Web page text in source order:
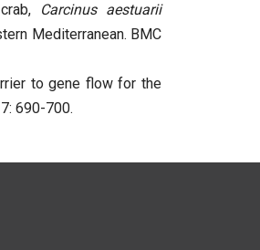
Carcinus aestuarii
Mediterranean. BMC
to gene flow for the
690-700.